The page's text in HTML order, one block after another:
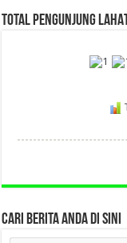
TOTAL PENGUNJUNG
CARI BERITA ANDA DI SINI